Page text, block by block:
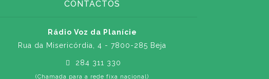
CONTACTOS
Rádio Voz da Planície
Rua da Misericórdia, 4 - 7800-285 Beja
284 311 330
(Chamada para a rede fixa nacional)